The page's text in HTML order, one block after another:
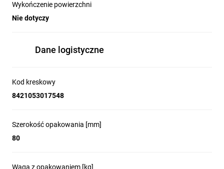
Wykończenie powierzchni
Nie dotyczy
Dane logistyczne
Kod kreskowy
8421053017548
Szerokość opakowania [mm]
80
Waga z opakowaniem [kg]